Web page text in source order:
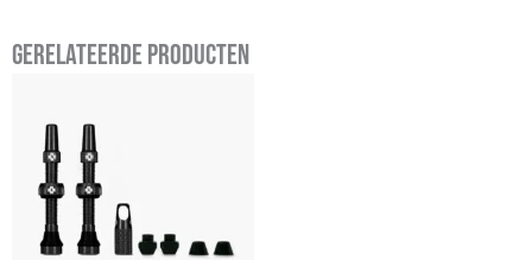
Gerelateerde producten